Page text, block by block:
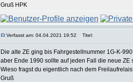
Gruß HPK
Verfasst am: 04.04.2021 19:52 Titel:
Die alte ZE ging bis Fahrgestellnummer 1G-K-
aber Ende 1990 sollte auf jeden Fall die neue
Wieso fragst du eigentlich nach dem
Gruß